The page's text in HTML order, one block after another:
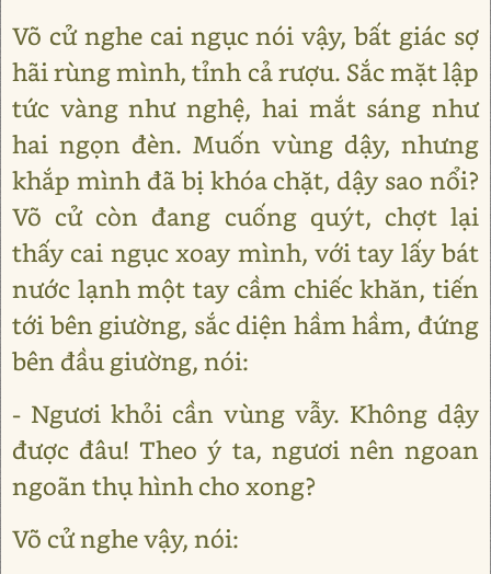
Võ cử nghe cai ngục nói vậy, bất giác sợ
hãi rùng mình, tỉnh cả rượu. Sắc mặt lập
tức vàng như nghệ, hai mắt sáng như
hai ngọn đèn. Muốn vùng dậy, nhưng
khắp mình đã bị khóa chặt, dậy sao nổi?
Võ cử còn đang cuống quýt, chợt lại
thấy cai ngục xoay mình, với tay lấy bát
nước lạnh một tay cầm chiếc khăn, tiến
tới bên giường, sắc diện hầm hầm, đứng
bên đầu giường, nói:
- Ngươi khỏi cần vùng vẫy. Không dậy
được đâu! Theo ý ta, ngươi nên ngoan
ngoãn thụ hình cho xong?
Võ cử nghe vậy, nói: